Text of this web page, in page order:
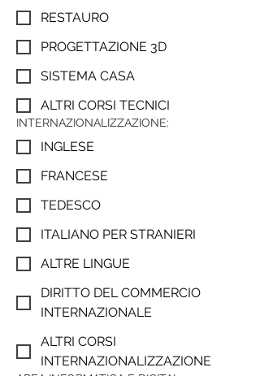
RESTAURO
PROGETTAZIONE 3D
SISTEMA CASA
ALTRI CORSI TECNICI
INTERNAZIONALIZZAZIONE:
INGLESE
FRANCESE
TEDESCO
ITALIANO PER STRANIERI
ALTRE LINGUE
DIRITTO DEL COMMERCIO
INTERNAZIONALE
ALTRI CORSI
INTERNAZIONALIZZAZIONE